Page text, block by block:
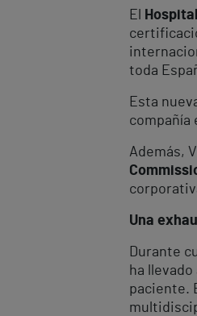
El
toda
Esta
compañía
Además,
Una
Durante
ha
paciente.